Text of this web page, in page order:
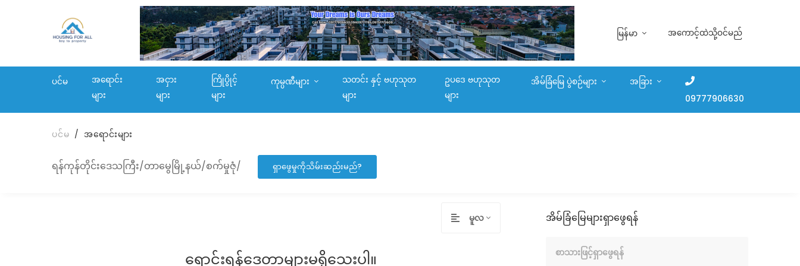
မြန်မာ အကောင့်ထဲသို့ဝင်မည်
ပင်မ
အရောင်း
များ
အငှား
များ
ကြိုပွိုင့်
များ
ကုမ္ပဏီများ
သတင်း နှင့် ဗဟုသုတ
များ
ဥပဒေ ဗဟုသုတ
များ
အိမ်ခြံမြေ ပွဲစဉ်များ
အခြား
09777906630
ပင်မ အရောင်းများ
ရန်ကုန်တိုင်းဒေသကြီး/တာမွေမြို့နယ်/စက်မှုဇုံ/ ရှာဖွေမှုကိုသိမ်းဆည်းမည်?
မူလ
ရောင်းရန်ဒေတာများမရှိသေးပါ။
အိမ်ခြံမြေများရှာဖွေရန်
စာသားဖြင့်ရှာဖွေရန်